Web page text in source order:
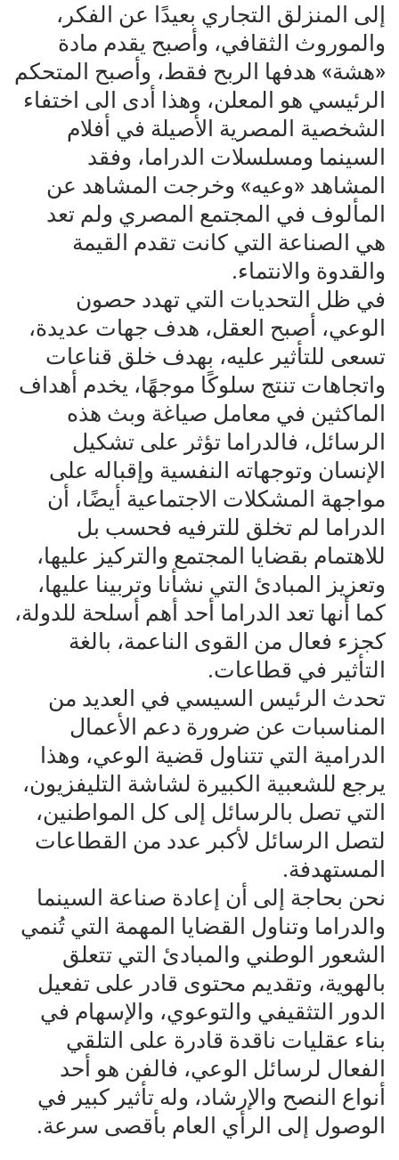
إلى المنزلق التجاري بعيدًا عن الفكر،
والموروث الثقافي، وأصبح يقدم مادة
«هشة» هدفها الربح فقط، وأصبح المتحكم
الرئيسي هو المعلن، وهذا أدى الى اختفاء
الشخصية المصرية الأصيلة في أفلام
السينما ومسلسلات الدراما، وفقد
المشاهد «وعيه» وخرجت المشاهد عن
المألوف في المجتمع المصري ولم تعد
هي الصناعة التي كانت تقدم القيمة
والقدوة والانتماء.
في ظل التحديات التي تهدد حصون
الوعي، أصبح العقل، هدف جهات عديدة،
تسعى للتأثير عليه، بهدف خلق قناعات
واتجاهات تنتج سلوكًا موجهًا، يخدم أهداف
الماكثين في معامل صياغة وبث هذه
الرسائل، فالدراما تؤثر على تشكيل
الإنسان وتوجهاته النفسية وإقباله على
مواجهة المشكلات الاجتماعية أيضًا، أن
الدراما لم تخلق للترفيه فحسب بل
للاهتمام بقضايا المجتمع والتركيز عليها،
وتعزيز المبادئ التي نشأنا وتربينا عليها،
كما أنها تعد الدراما أحد أهم أسلحة للدولة،
كجزء فعال من القوى الناعمة، بالغة
التأثير في قطاعات.
تحدث الرئيس السيسي في العديد من
المناسبات عن ضرورة دعم الأعمال
الدرامية التي تتناول قضية الوعي، وهذا
يرجع للشعبية الكبيرة لشاشة التليفزيون،
التي تصل بالرسائل إلى كل المواطنين،
لتصل الرسائل لأكبر عدد من القطاعات
المستهدفة.
نحن بحاجة إلى أن إعادة صناعة السينما
والدراما وتناول القضايا المهمة التي تُنمي
الشعور الوطني والمبادئ التي تتعلق
بالهوية، وتقديم محتوى قادر على تفعيل
الدور التثقيفي والتوعوي، والإسهام في
بناء عقليات ناقدة قادرة على التلقي
الفعال لرسائل الوعي، فالفن هو أحد
أنواع النصح والإرشاد، وله تأثير كبير في
الوصول إلى الرأي العام بأقصى سرعة.